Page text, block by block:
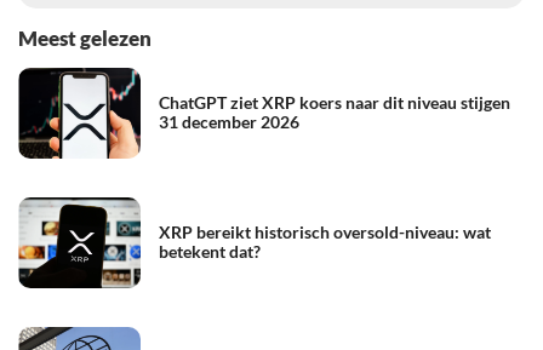
Meest gelezen
ChatGPT ziet XRP koers naar dit niveau stijgen
31 december 2026
XRP bereikt historisch oversold-niveau: wat
betekent dat?